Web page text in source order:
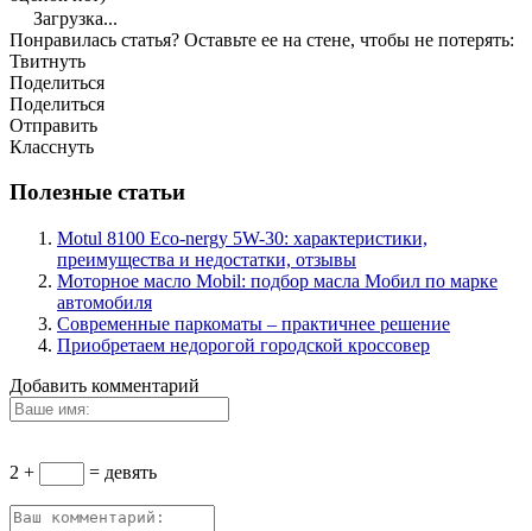
Загрузка...
Понравилась статья? Оставьте ее на стене, чтобы не потерять:
Твитнуть
Поделиться
Поделиться
Отправить
Класснуть
Полезные статьи
Motul 8100 Eco-nergy 5W-30: характеристики,
преимущества и недостатки, отзывы
Моторное масло Mobil: подбор масла Мобил по марке
автомобиля
Современные паркоматы – практичнее решение
Приобретаем недорогой городской кроссовер
Добавить комментарий
2 + = девять